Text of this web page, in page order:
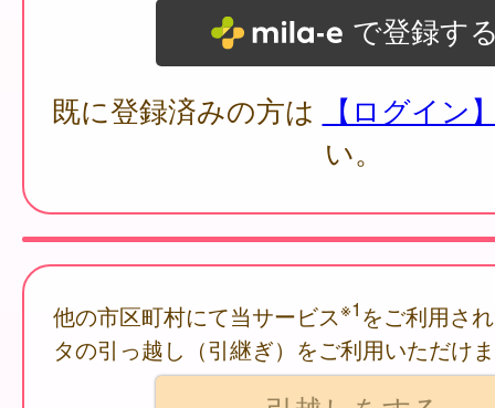
で登録す
既に登録済みの方は
【ログイン
い。
他の市区町村にて当サービス※1 をご利用さ
タの引っ越し（引継ぎ）をご利用いただけ